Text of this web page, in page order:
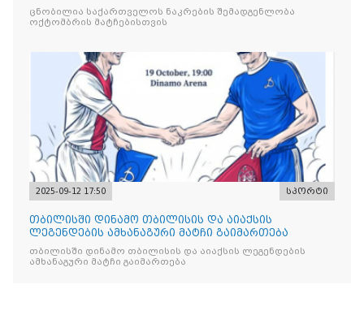
ცნობილია საქართველოს ნაკრების შემადგენლობა
ოქტომბრის მატჩებისთვის
2025-09-12 17:50 სპორტი
თბილისში დინამო თბილისის და აიაქსის
ლეგენდების ამხანაგური მატჩი გაიმართება
თბილისში დინამო თბილისის და აიაქსის ლეგენდების
ამხანაგური მატჩი გაიმართება